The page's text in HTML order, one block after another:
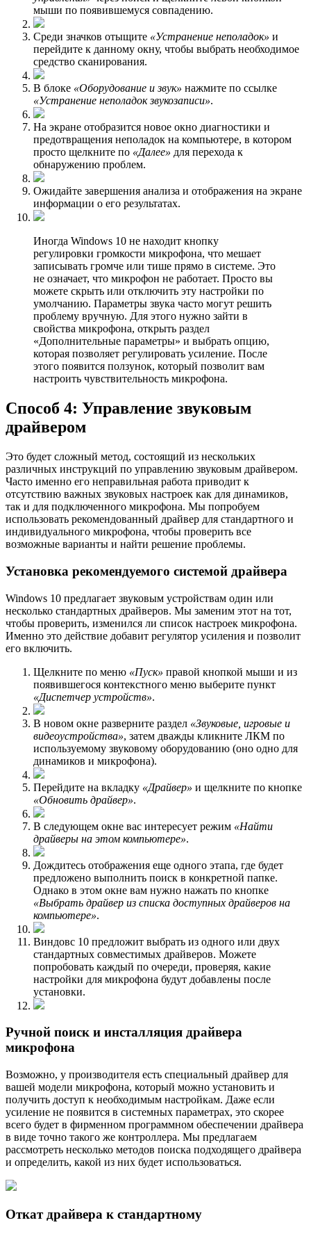
мыши по появившемуся совпадению.
Среди значков отыщите «Устранение неполадок» и
перейдите к данному окну, чтобы выбрать необходимое
средство сканирования.
В блоке «Оборудование и звук» нажмите по ссылке
«Устранение неполадок звукозаписи».
На экране отобразится новое окно диагностики и
предотвращения неполадок на компьютере, в котором
просто щелкните по «Далее» для перехода к
обнаружению проблем.
Ожидайте завершения анализа и отображения на экране
информации о его результатах.
Иногда Windows 10 не находит кнопку
регулировки громкости микрофона, что мешает
записывать громче или тише прямо в системе. Это
не означает, что микрофон не работает. Просто вы
можете скрыть или отключить эту настройки по
умолчанию. Параметры звука часто могут решить
проблему вручную. Для этого нужно зайти в
свойства микрофона, открыть раздел
«Дополнительные параметры» и выбрать опцию,
которая позволяет регулировать усиление. После
этого появится ползунок, который позволит вам
настроить чувствительность микрофона.
Способ 4: Управление звуковым
драйвером
Это будет сложный метод, состоящий из нескольких
различных инструкций по управлению звуковым драйвером.
Часто именно его неправильная работа приводит к
отсутствию важных звуковых настроек как для динамиков,
так и для подключенного микрофона. Мы попробуем
использовать рекомендованный драйвер для стандартного и
индивидуального микрофона, чтобы проверить все
возможные варианты и найти решение проблемы.
Установка рекомендуемого системой драйвера
Windows 10 предлагает звуковым устройствам один или
несколько стандартных драйверов. Мы заменим этот на тот,
чтобы проверить, изменился ли список настроек микрофона.
Именно это действие добавит регулятор усиления и позволит
его включить.
Щелкните по меню «Пуск» правой кнопкой мыши и из
появившегося контекстного меню выберите пункт
«Диспетчер устройств».
В новом окне разверните раздел «Звуковые, игровые и
видеоустройства», затем дважды кликните ЛКМ по
используемому звуковому оборудованию (оно одно для
динамиков и микрофона).
Перейдите на вкладку «Драйвер» и щелкните по кнопке
«Обновить драйвер».
В следующем окне вас интересует режим «Найти
драйверы на этом компьютере».
Дождитесь отображения еще одного этапа, где будет
предложено выполнить поиск в конкретной папке.
Однако в этом окне вам нужно нажать по кнопке
«Выбрать драйвер из списка доступных драйверов на
компьютере».
Виндовс 10 предложит выбрать из одного или двух
стандартных совместимых драйверов. Можете
попробовать каждый по очереди, проверяя, какие
настройки для микрофона будут добавлены после
установки.
Ручной поиск и инсталляция драйвера
микрофона
Возможно, у производителя есть специальный драйвер для
вашей модели микрофона, который можно установить и
получить доступ к необходимым настройкам. Даже если
усиление не появится в системных параметрах, это скорее
всего будет в фирменном программном обеспечении драйвера
в виде точно такого же контроллера. Мы предлагаем
рассмотреть несколько методов поиска подходящего драйвера
и определить, какой из них будет использоваться.
Откат драйвера к стандартному